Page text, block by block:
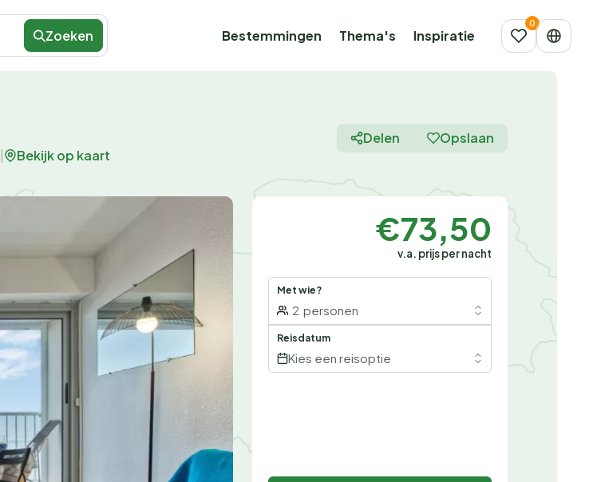
Zoeken Bestemmingen Thema's Inspiratie
Bekijk op kaart
Delen Opslaan
€73,50
v.a. prijs per nacht
Met wie?
2 personen
Reisdatum
Kies een reisoptie